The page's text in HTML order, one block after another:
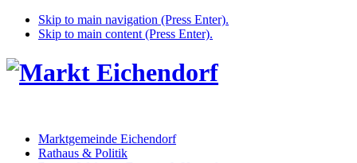
Skip to main navigation (Press Enter).
Skip to main content (Press Enter).
Marktgemeinde Eichendorf
Rathaus & Politik